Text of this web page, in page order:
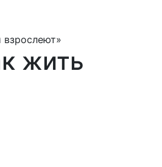
жить